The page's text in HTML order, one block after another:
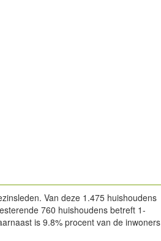
Van deze 1.475 huishoudens
760 huishoudens betreft 1-
is 9.8% procent van de inwoners